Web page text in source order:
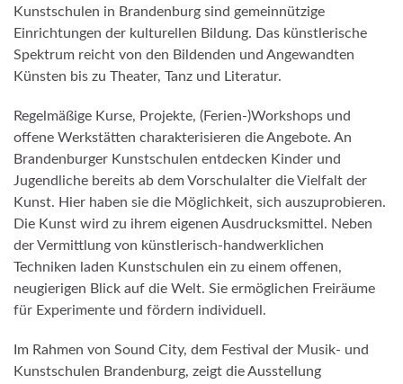
Kunstschulen in Brandenburg sind gemeinnützige
Einrichtungen der kulturellen Bildung. Das künstlerische
Spektrum reicht von den Bildenden und Angewandten
Künsten bis zu Theater, Tanz und Literatur.
Regelmäßige Kurse, Projekte, (Ferien-)Workshops und
offene Werkstätten charakterisieren die Angebote. An
Brandenburger Kunstschulen entdecken Kinder und
Jugendliche bereits ab dem Vorschulalter die Vielfalt der
Kunst. Hier haben sie die Möglichkeit, sich auszuprobieren.
Die Kunst wird zu ihrem eigenen Ausdrucksmittel. Neben
der Vermittlung von künstlerisch-handwerklichen
Techniken laden Kunstschulen ein zu einem offenen,
neugierigen Blick auf die Welt. Sie ermöglichen Freiräume
für Experimente und fördern individuell.
Im Rahmen von Sound City, dem Festival der Musik- und
Kunstschulen Brandenburg, zeigt die Ausstellung